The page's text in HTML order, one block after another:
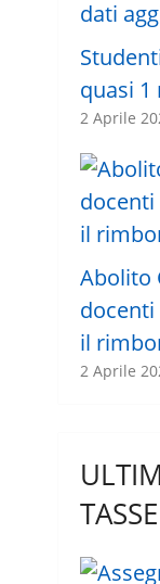
quasi
2 Aprile
Abolito
docenti
il
2 Aprile
TASSE